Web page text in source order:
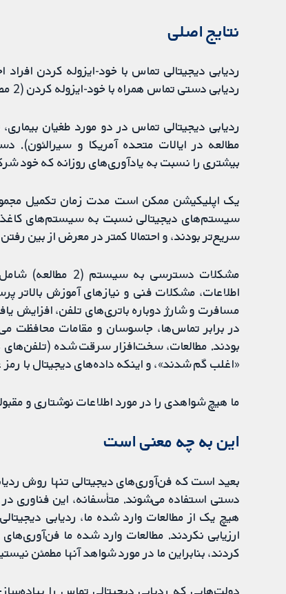
نتایج اصلی
ردیابی دیجیتالی تماس با خود-ایزوله کردن
ردیابی دستی تماس همراه با خود-ایزوله کردن (2 مطالعه مدل‌سازی).
مطالعه در ایالات متحده آمریکا و سیرالئون).
بیشتری را نسبت به یادآوری‌های روزانه که خود
سیستم‌های دیجیتالی نسبت به سیستم‌های
سریع‌تر بودند، و احتمالا کمتر در معرض از بین
مسافرت و شارژ دوباره باتری‌های تلفن، افزایش
در برابر تماس‌ها، جاسوسان و مقامات محافظت
بودند. مطالعات، سخت‌افزار سرقت شده
«اغلب گم شدند»، و اینکه داده‌های دیجیتال با رمز عبور محافظت شده (2
ما هیچ شواهدی را در مورد اطلاعات نوشتاری و
این به چه معنی است
بعید است که فن‌آوری‌های دیجیتالی تنها روش
دستی استفاده می‌شوند. متأسفانه، این فناوری
هیچ یک از مطالعات وارد شده ما، ردیابی
ارزیابی نکردند. مطالعات وارد شده ما
کردند، بنابراین ما در مورد شواهد آنها مطمئن
دولت‌هایی که ردیابی دیجیتالی تماس را